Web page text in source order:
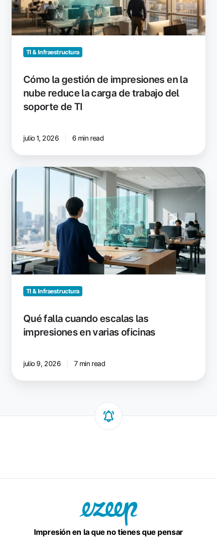
impresiones
en
la
reduce
carga
trabajo
TI & Infraestructura
Cómo la gestión de impresiones en la
nube reduce la carga de trabajo del
soporte de TI
julio 1, 2026 6 min read
Qué
impresiones
en
varias
oficinas
TI & Infraestructura
Qué falla cuando escalas las
impresiones en varias oficinas
julio 9, 2026 7 min read
Impresión en la que no tienes que pensar